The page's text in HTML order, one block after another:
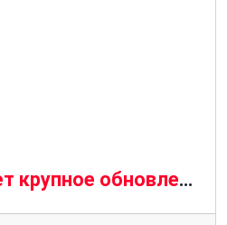
OpenAI запускает крупное обновление ChatGPT, даже если вы за него не платите